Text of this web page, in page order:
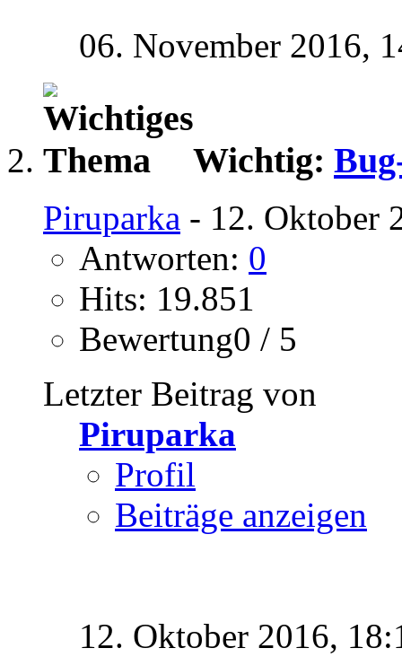
06. November 2016,
Wichtig:
Piruparka - 12. Oktober
Antworten: 0
Hits: 19.851
Bewertung0 / 5
Letzter Beitrag von
Piruparka
Profil
Beiträge anzeigen
12. Oktober 2016,